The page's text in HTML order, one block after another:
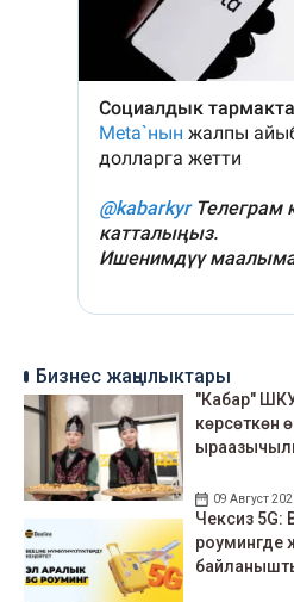
Бизнес жаңылыктары
"Кабар" ШКУ
көрсөткөн
09 Август
Чексиз 5G:
роумингде